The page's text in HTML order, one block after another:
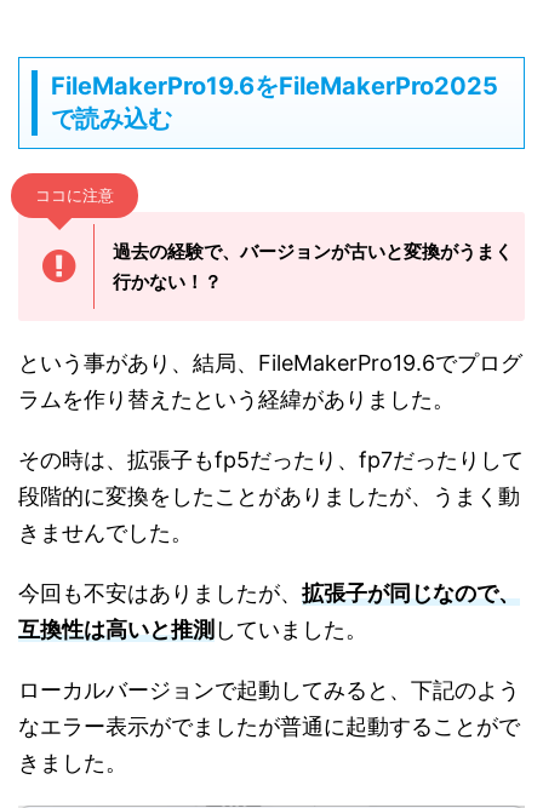
FileMakerPro19.6をFileMakerPro2025
で読み込む
ココに注意
過去の経験で、バージョンが古いと変換がうまく
行かない！？
という事があり、結局、FileMakerPro19.6でプログ
ラムを作り替えたという経緯がありました。
その時は、拡張子もfp5だったり、fp7だったりして
段階的に変換をしたことがありましたが、うまく動
きませんでした。
今回も不安はありましたが、 拡張子が同じなので、
互換性は高いと推測 していました。
ローカルバージョンで起動してみると、下記のよう
なエラー表示がでましたが普通に起動することがで
きました。